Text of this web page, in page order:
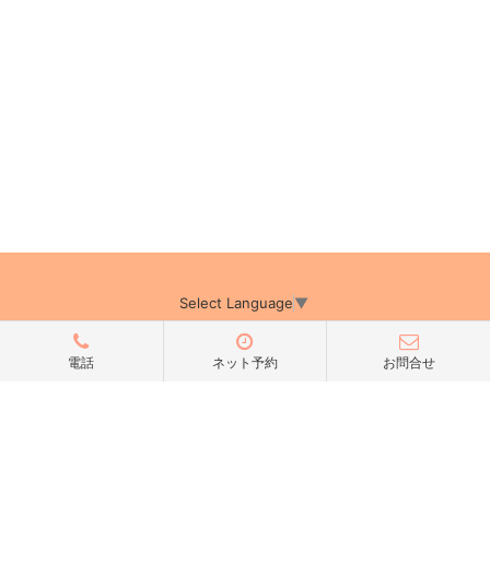
Select Language▼
電話 ネット予約 お問合せ